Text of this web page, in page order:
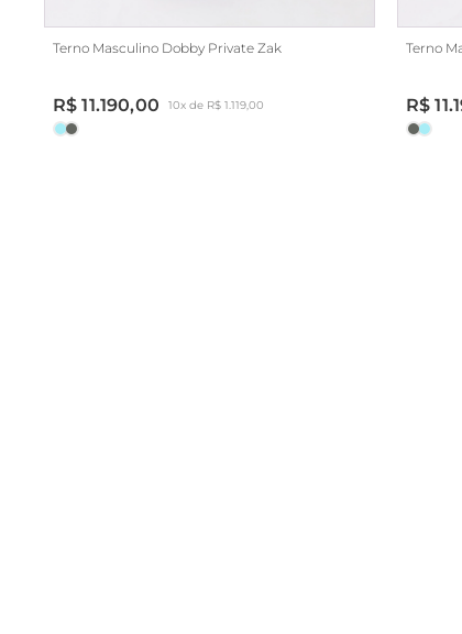
Terno Masculino Dobby Private Zak
R$ 11.190,00 10x de R$ 1.119,00
Terno
R$